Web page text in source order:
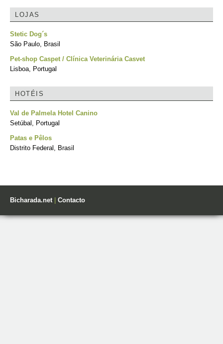
LOJAS
Stetic Dog´s
São Paulo, Brasil
Pet-shop Caspet / Clínica Veterinária Casvet
Lisboa, Portugal
HOTÉIS
Val de Palmela Hotel Canino
Setúbal, Portugal
Patas e Pêlos
Distrito Federal, Brasil
Bicharada.net| Contacto